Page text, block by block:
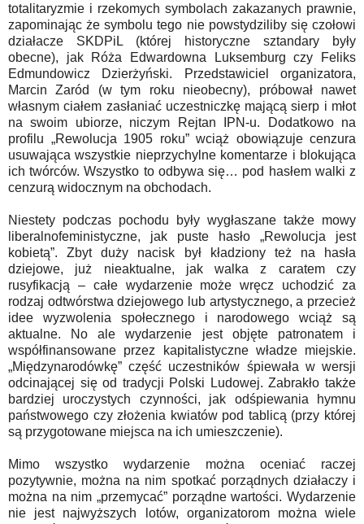
totalitaryzmie i rzekomych symbolach zakazanych prawnie,
zapominając że symbolu tego nie powstydziliby się czołowi
działacze SKDPiL (której historyczne sztandary były
obecne), jak Róża Edwardowna Luksemburg czy Feliks
Edmundowicz Dzierżyński. Przedstawiciel organizatora,
Marcin Zaród (w tym roku nieobecny), próbował nawet
własnym ciałem zasłaniać uczestniczkę mającą sierp i młot
na swoim ubiorze, niczym Rejtan IPN-u. Dodatkowo na
profilu „Rewolucja 1905 roku” wciąż obowiązuje cenzura
usuwająca wszystkie nieprzychylne komentarze i blokująca
ich twórców. Wszystko to odbywa się… pod hasłem walki z
cenzurą widocznym na obchodach.
Niestety podczas pochodu były wygłaszane także mowy
liberalnofeministyczne, jak puste hasło „Rewolucja jest
kobietą”. Zbyt duży nacisk był kładziony też na hasła
dziejowe, już nieaktualne, jak walka z caratem czy
rusyfikacją – całe wydarzenie może wręcz uchodzić za
rodzaj odtwórstwa dziejowego lub artystycznego, a przecież
idee wyzwolenia społecznego i narodowego wciąż są
aktualne. No ale wydarzenie jest objęte patronatem i
współfinansowane przez kapitalistyczne władze miejskie.
„Międzynarodówkę” część uczestników śpiewała w wersji
odcinającej się od tradycji Polski Ludowej. Zabrakło także
bardziej uroczystych czynności, jak odśpiewania hymnu
państwowego czy złożenia kwiatów pod tablicą (przy której
są przygotowane miejsca na ich umieszczenie).
Mimo wszystko wydarzenie można oceniać raczej
pozytywnie, można na nim spotkać porządnych działaczy i
można na nim „przemycać” porządne wartości. Wydarzenie
nie jest najwyższych lotów, organizatorom można wiele